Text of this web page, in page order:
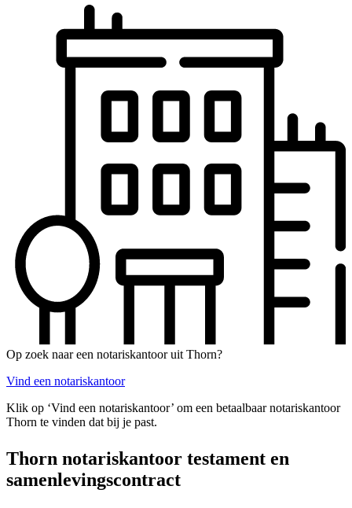
Op zoek naar een notariskantoor uit Thorn?
Vind een notariskantoor
Klik op ‘Vind een notariskantoor’ om een betaalbaar notariskantoor
Thorn te vinden dat bij je past.
Thorn notariskantoor testament en
samenlevingscontract